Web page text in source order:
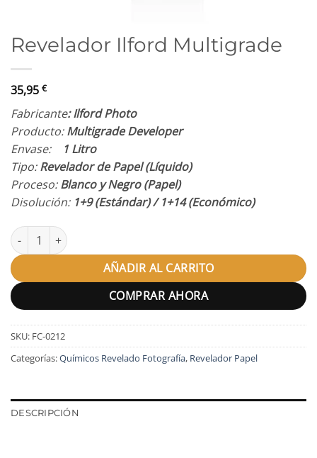
Revelador Ilford Multigrade
35,95 €
Fabricante: Ilford Photo
Producto:Multigrade Developer
Envase:1 Litro
Tipo:Revelador de Papel (Líquido)
Proceso:Blanco y Negro (Papel)
Disolución:1+9 (Estándar) / 1+14 (Económico)
Revelador Ilford Multigrade cantidad
AÑADIR AL CARRITO
COMPRAR AHORA
SKU: FC-0212
Categorías:Químicos Revelado Fotografía, Revelador Papel
DESCRIPCIÓN